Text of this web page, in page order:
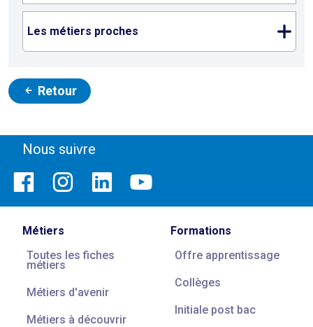
Les métiers proches
Retour
Nous suivre
Métiers
Toutes les fiches
métiers
Métiers d'avenir
Métiers à découvrir
Formations
Offre apprentissage
Collèges
Initiale post bac